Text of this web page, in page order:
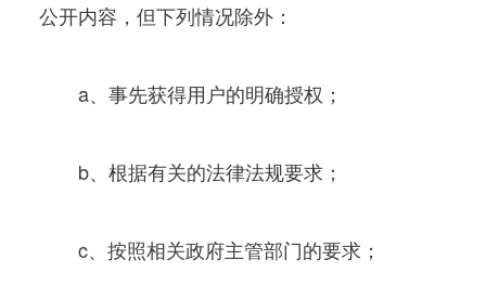
公开内容，但下列情况除外：
a、事先获得用户的明确授权；
b、根据有关的法律法规要求；
c、按照相关政府主管部门的要求；